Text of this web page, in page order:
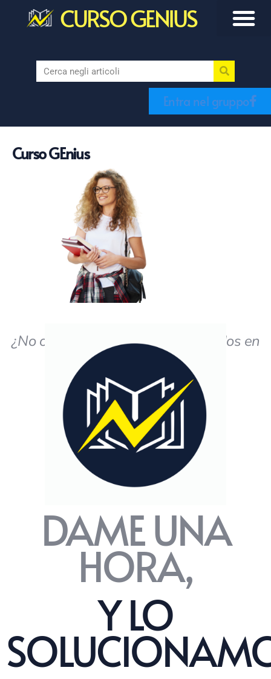
CURSO GENIUS
Entra nel gruppo
Curso GEnius
¿No obtiene los resultados deseados en
el estudio?
DAME UNA
HORA,
Y LO